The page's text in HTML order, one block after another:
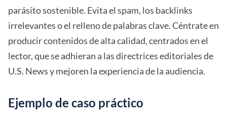
parásito sostenible. Evita el spam, los backlinks
irrelevantes o el relleno de palabras clave. Céntrate en
producir contenidos de alta calidad, centrados en el
lector, que se adhieran a las directrices editoriales de
U.S. News y mejoren la experiencia de la audiencia.
Ejemplo de caso práctico